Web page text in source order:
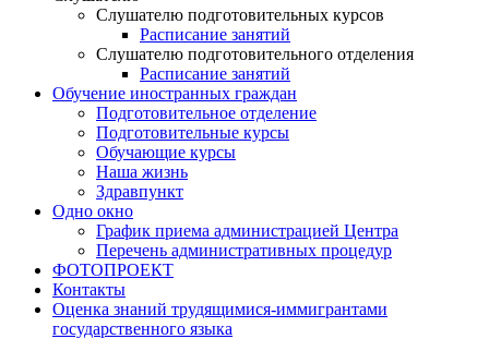
Слушателю подготовительных курсов
Расписание занятий
Слушателю подготовительного отделения
Расписание занятий
Обучение иностранных граждан
Подготовительное отделение
Подготовительные курсы
Обучающие курсы
Наша жизнь
Здравпункт
Одно окно
График приема администрацией Центра
Перечень административных процедур
ФОТОПРОЕКТ
Контакты
Оценка знаний трудящимися-иммигрантами
государственного языка